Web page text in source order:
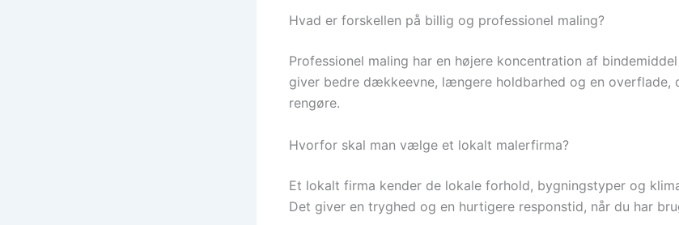
Hvad er forskellen på billig og professionel maling?
Professionel maling har en højere koncentration af
giver bedre dækkeevne, længere holdbarhed og en overflade,
rengøre.
Hvorfor skal man vælge et lokalt malerfirma?
Et lokalt firma kender de lokale forhold, bygningstyper og
Det giver en tryghed og en hurtigere responstid, når du har